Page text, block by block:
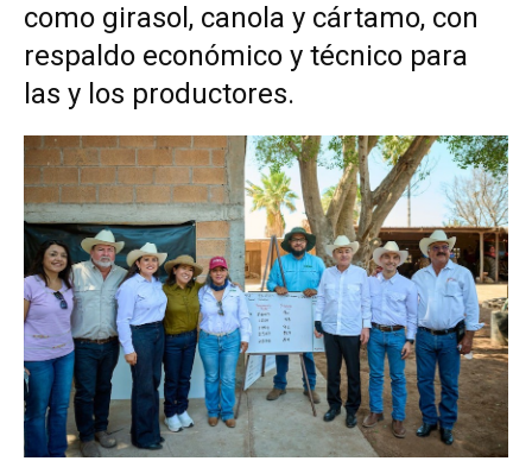
como girasol, canola y cártamo, con
respaldo económico y técnico para
las y los productores.